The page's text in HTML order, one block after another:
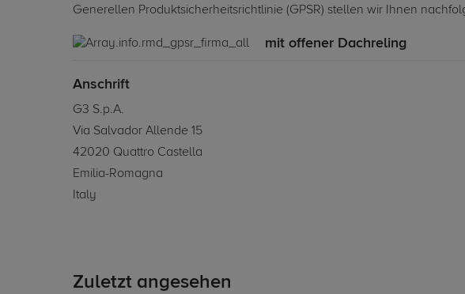
Generellen Produktsicherheitsrichtlinie (GPSR) stellen wir Ihnen
mit offener Dachreling
Anschrift
G3 S.p.A.
Via Salvador Allende 15
42020 Quattro Castella
Emilia-Romagna
Italy
Zuletzt angesehen